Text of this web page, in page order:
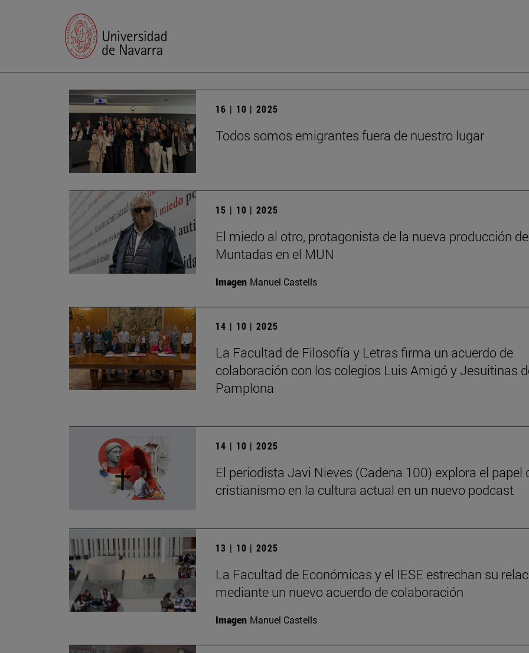
16 | 10 | 2025
Todos somos emigrantes fuera de nuestro lugar
15 | 10 | 2025
El miedo al otro, protagonista de la nueva producción de
Muntadas en el MUN
Imagen Manuel Castells
14 | 10 | 2025
La Facultad de Filosofía y Letras firma un acuerdo de
colaboración con los colegios Luis Amigó y Jesuitinas
Pamplona
14 | 10 | 2025
El periodista Javi Nieves (Cadena 100) explora el papel
cristianismo en la cultura actual en un nuevo podcast
13 | 10 | 2025
La Facultad de Económicas y el IESE estrechan su
mediante un nuevo acuerdo de colaboración
Imagen Manuel Castells